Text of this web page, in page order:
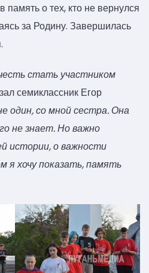
память о тех, кто не вернулся
за Родину. Завершилась
стать участником
семиклассник Егор
один, со мной сестра. Она
не знает. Но важно
истории, о важности
я хочу показать, память